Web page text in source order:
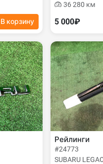
В корзину
36 280 км
5 000₽
Рейлинги
#24773
SUBARU